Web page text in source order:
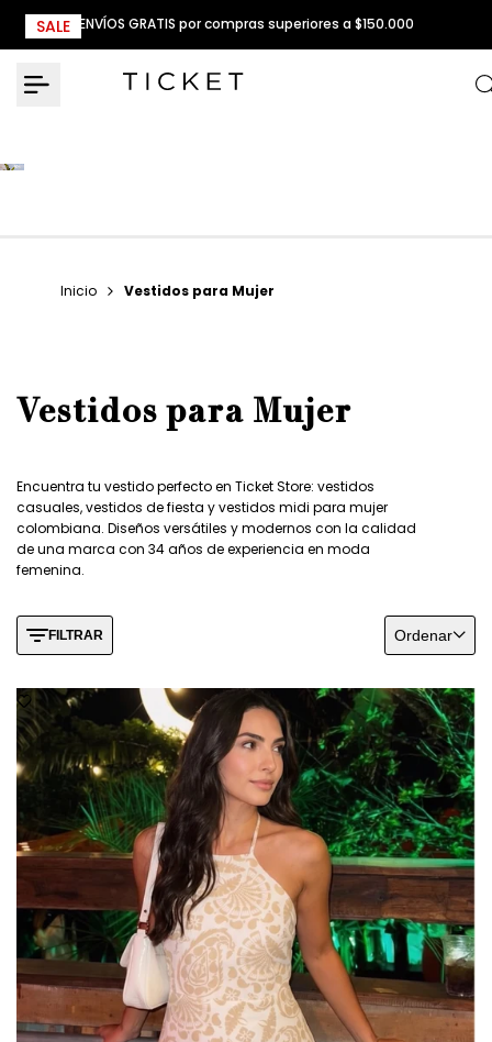
ENVÍOS GRATIS por compras superiores a $150.000
Inicio Vestidos para Mujer
Vestidos para Mujer
Encuentra tu vestido perfecto en Ticket Store: vestidos
casuales, vestidos de fiesta y vestidos midi para mujer
colombiana. Diseños versátiles y modernos con la calidad
de una marca con 34 años de experiencia en moda
femenina.
FILTRAR Ordenar
SALE
SALE
SALE
SALE
SALE
SALE
SALE
SALE
SALE
SALE
SALE
SALE
SALE
SALE
SALE
SALE
SALE
SALE
SALE
SALE
SALE
SALE
SALE
SALE
SALE
SALE
SALE
SALE
SALE
SALE
SALE
SALE
SALE